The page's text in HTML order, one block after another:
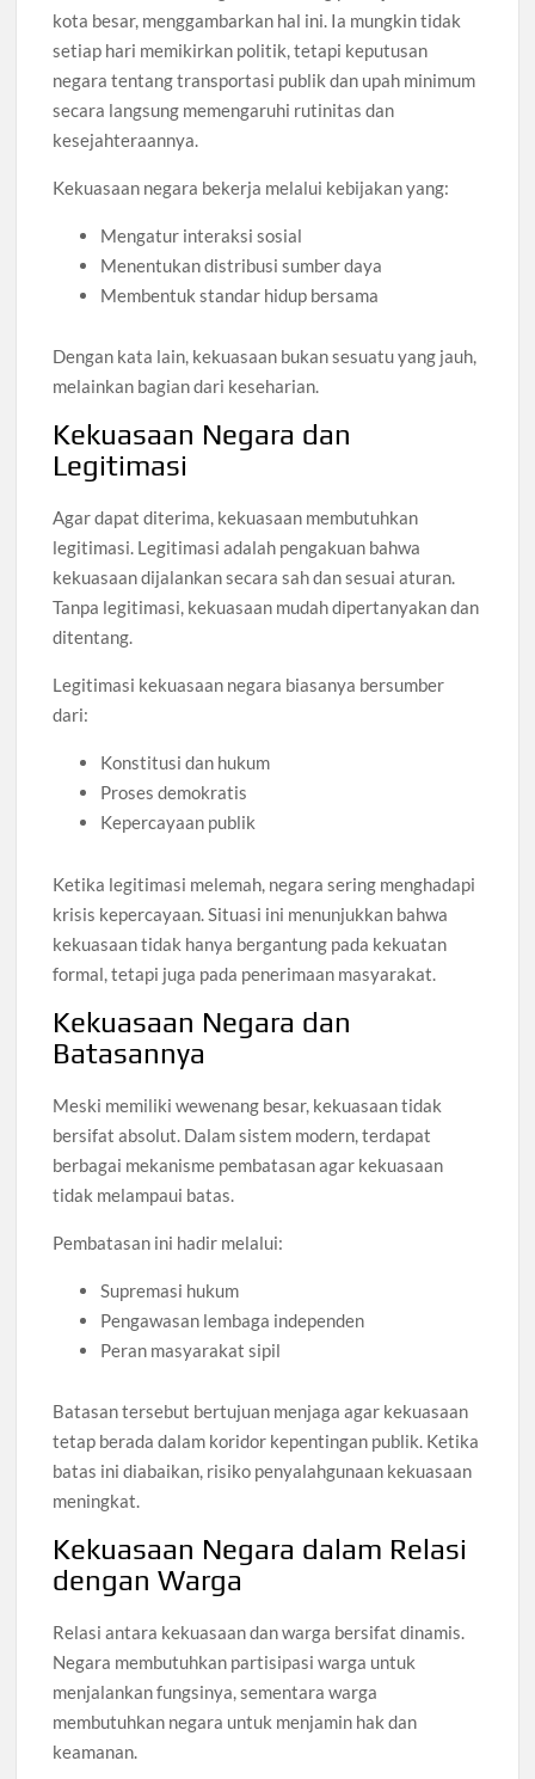
kota besar, menggambarkan hal ini. Ia mungkin tidak
setiap hari memikirkan politik, tetapi keputusan
negara tentang transportasi publik dan upah minimum
secara langsung memengaruhi rutinitas dan
kesejahteraannya.
Kekuasaan negara bekerja melalui kebijakan yang:
Mengatur interaksi sosial
Menentukan distribusi sumber daya
Membentuk standar hidup bersama
Dengan kata lain, kekuasaan bukan sesuatu yang jauh,
melainkan bagian dari keseharian.
Kekuasaan Negara dan
Legitimasi
Agar dapat diterima, kekuasaan membutuhkan
legitimasi. Legitimasi adalah pengakuan bahwa
kekuasaan dijalankan secara sah dan sesuai aturan.
Tanpa legitimasi, kekuasaan mudah dipertanyakan dan
ditentang.
Legitimasi kekuasaan negara biasanya bersumber
dari:
Konstitusi dan hukum
Proses demokratis
Kepercayaan publik
Ketika legitimasi melemah, negara sering menghadapi
krisis kepercayaan. Situasi ini menunjukkan bahwa
kekuasaan tidak hanya bergantung pada kekuatan
formal, tetapi juga pada penerimaan masyarakat.
Kekuasaan Negara dan
Batasannya
Meski memiliki wewenang besar, kekuasaan tidak
bersifat absolut. Dalam sistem modern, terdapat
berbagai mekanisme pembatasan agar kekuasaan
tidak melampaui batas.
Pembatasan ini hadir melalui:
Supremasi hukum
Pengawasan lembaga independen
Peran masyarakat sipil
Batasan tersebut bertujuan menjaga agar kekuasaan
tetap berada dalam koridor kepentingan publik. Ketika
batas ini diabaikan, risiko penyalahgunaan kekuasaan
meningkat.
Kekuasaan Negara dalam Relasi
dengan Warga
Relasi antara kekuasaan dan warga bersifat dinamis.
Negara membutuhkan partisipasi warga untuk
menjalankan fungsinya, sementara warga
membutuhkan negara untuk menjamin hak dan
keamanan.